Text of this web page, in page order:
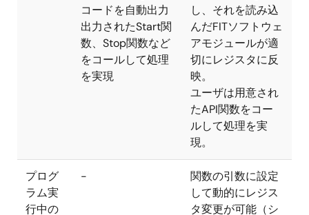
コードを自動出力
出力されたStart関
数、Stop関数など
をコールして処理
を実現
し、それを読み込
んだFITソフトウェ
アモジュールが適
切にレジスタに反
映。
ユーザは用意され
たAPI関数をコー
ルして処理を実
現。
プログ
ラム実
行中の
-
関数の引数に設定
して動的にレジス
タ変更が可能（シ